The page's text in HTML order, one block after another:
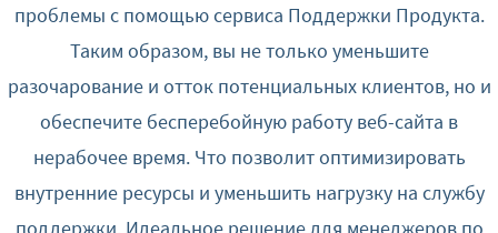
проблемы с помощью сервиса Поддержки Продукта.
Таким образом, вы не только уменьшите
разочарование и отток потенциальных клиентов, но и
обеспечите бесперебойную работу веб-сайта в
нерабочее время. Что позволит оптимизировать
внутренние ресурсы и уменьшить нагрузку на службу
поддержки. Идеальное решение для менеджеров по